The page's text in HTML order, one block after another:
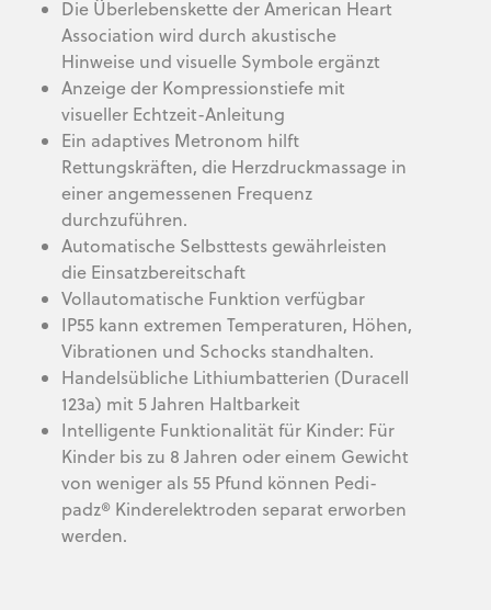
Die Überlebenskette der American Heart
Association wird durch akustische
Hinweise und visuelle Symbole ergänzt
Anzeige der Kompressionstiefe mit
visueller Echtzeit-Anleitung
Ein adaptives Metronom hilft
Rettungskräften, die Herzdruckmassage in
einer angemessenen Frequenz
durchzuführen.
Automatische Selbsttests gewährleisten
die Einsatzbereitschaft
Vollautomatische Funktion verfügbar
IP55 kann extremen Temperaturen, Höhen,
Vibrationen und Schocks standhalten.
Handelsübliche Lithiumbatterien (Duracell
123a) mit 5 Jahren Haltbarkeit
Intelligente Funktionalität für Kinder: Für
Kinder bis zu 8 Jahren oder einem Gewicht
von weniger als 55 Pfund können Pedi-
padz® Kinderelektroden separat erworben
werden.